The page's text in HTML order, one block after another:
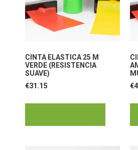
CINTA ELASTICA 25 M
VERDE (RESISTENCIA
SUAVE)
€31.15 €